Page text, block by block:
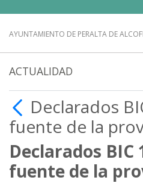
AYUNTAMIENTO DE PERALTA DE
ACTUALIDAD
Declarados
fuente de la
Declarados BIC
fuente de la